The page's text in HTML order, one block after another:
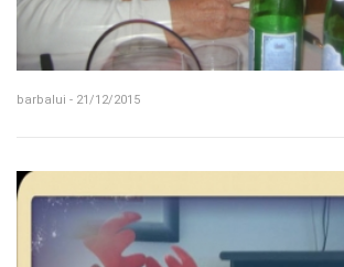
barbalui - 21/12/2015